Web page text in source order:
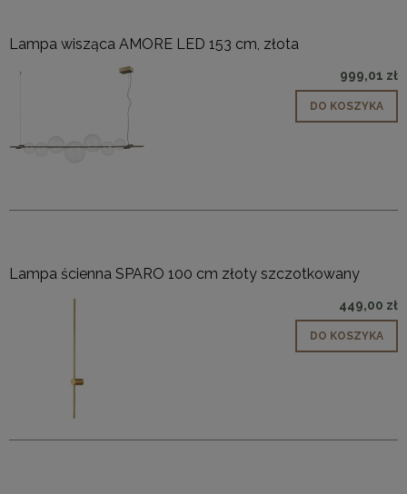
Lampa wisząca AMORE LED 153 cm, złota
999,01 zł
DO KOSZYKA
Lampa ścienna SPARO 100 cm złoty szczotkowany
449,00 zł
DO KOSZYKA